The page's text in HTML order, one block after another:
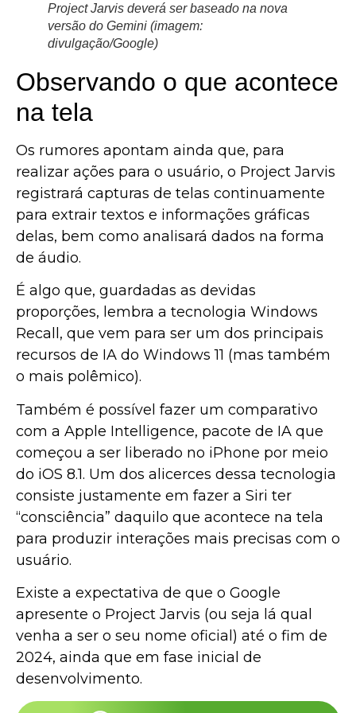
Project Jarvis deverá ser baseado na nova
versão do Gemini (imagem:
divulgação/Google)
Observando o que acontece
na tela
Os rumores apontam ainda que, para
realizar ações para o usuário, o Project Jarvis
registrará capturas de telas continuamente
para extrair textos e informações gráficas
delas, bem como analisará dados na forma
de áudio.
É algo que, guardadas as devidas
proporções, lembra a tecnologia Windows
Recall, que vem para ser um dos principais
recursos de IA do Windows 11 (mas também
o mais polêmico).
Também é possível fazer um comparativo
com a Apple Intelligence, pacote de IA que
começou a ser liberado no iPhone por meio
do iOS 8.1. Um dos alicerces dessa tecnologia
consiste justamente em fazer a Siri ter
“consciência” daquilo que acontece na tela
para produzir interações mais precisas com o
usuário.
Existe a expectativa de que o Google
apresente o Project Jarvis (ou seja lá qual
venha a ser o seu nome oficial) até o fim de
2024, ainda que em fase inicial de
desenvolvimento.